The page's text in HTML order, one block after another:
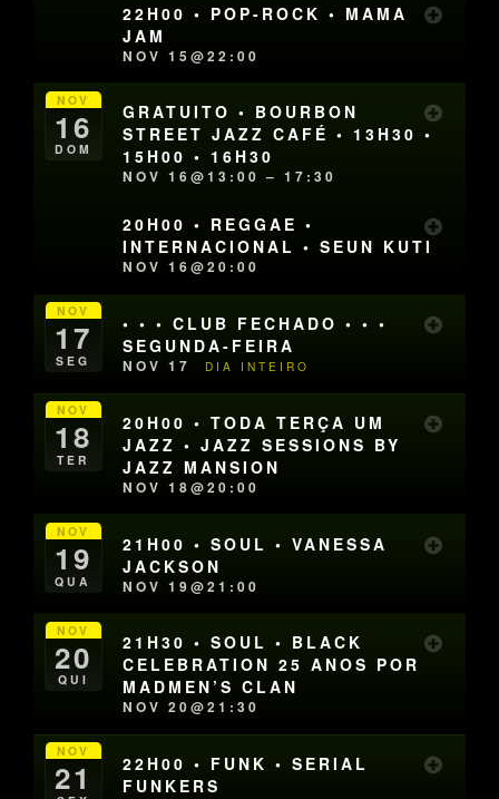
22H00 • POP-ROCK • MAMA
JAM
NOV 15@22:00
NOV
16
DOM
GRATUITO • BOURBON
STREET JAZZ CAFÉ • 13H30 •
15H00 • 16H30
NOV 16@13:00 – 17:30
20H00 • REGGAE •
INTERNACIONAL • SEUN KUTI
NOV 16@20:00
NOV
17
SEG
• • • CLUB FECHADO • • •
SEGUNDA-FEIRA
NOV 17 DIA INTEIRO
NOV
18
TER
20H00 • TODA TERÇA UM
JAZZ • JAZZ SESSIONS BY
JAZZ MANSION
NOV 18@20:00
NOV
19
QUA
21H00 • SOUL • VANESSA
JACKSON
NOV 19@21:00
NOV
20
QUI
21H30 • SOUL • BLACK
CELEBRATION 25 ANOS POR
MADMEN’S CLAN
NOV 20@21:30
NOV
21
22H00 • FUNK • SERIAL
FUNKERS